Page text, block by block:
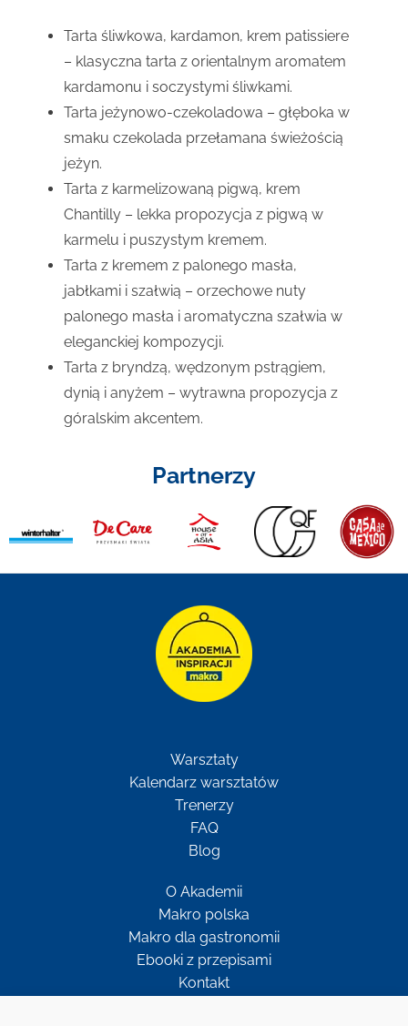
Tarta śliwkowa, kardamon, krem patissiere
– klasyczna tarta z orientalnym aromatem
kardamonu i soczystymi śliwkami.
Tarta jeżynowo-czekoladowa – głęboka w
smaku czekolada przełamana świeżością
jeżyn.
Tarta z karmelizowaną pigwą, krem
Chantilly – lekka propozycja z pigwą w
karmelu i puszystym kremem.
Tarta z kremem z palonego masła,
jabłkami i szałwią – orzechowe nuty
palonego masła i aromatyczna szałwia w
eleganckiej kompozycji.
Tarta z bryndzą, wędzonym pstrągiem,
dynią i anyżem – wytrawna propozycja z
góralskim akcentem.
Partnerzy
Warsztaty
Kalendarz warsztatów
Trenerzy
FAQ
Blog
O Akademii
Makro polska
Makro dla gastronomii
Ebooki z przepisami
Kontakt